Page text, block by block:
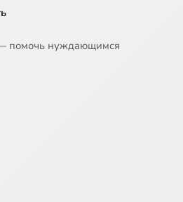
помочь нуждающимся